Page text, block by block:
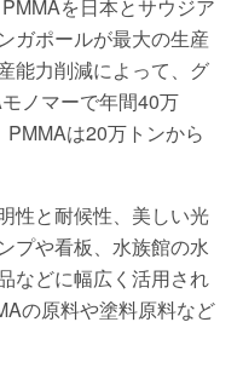
を日本とサウジア
ガポールが最大の生産
能力削減によって、グ
ノマーで年間40万
は20万トンから
性と耐候性、美しい光
プや看板、水族館の水
などに幅広く活用され
の原料や塗料原料など